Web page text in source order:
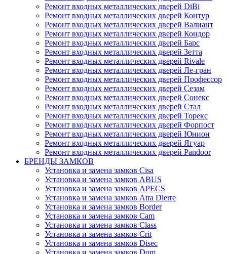
Ремонт входных металлических дверей DiBi
Ремонт входных металлических дверей Контур
Ремонт входных металлических дверей Валиант
Ремонт входных металлических дверей Кондор
Ремонт входных металлических дверей Барс
Ремонт входных металлических дверей Зетта
Ремонт входных металлических дверей Rivale
Ремонт входных металлических дверей Ле-гран
Ремонт входных металлических дверей Профессор
Ремонт входных металлических дверей Сезам
Ремонт входных металлических дверей Сонекс
Ремонт входных металлических дверей Стал
Ремонт входных металлических дверей Торекс
Ремонт входных металлических дверей Форпост
Ремонт входных металлических дверей Юнион
Ремонт входных металлических дверей Ягуар
Ремонт входных металлических дверей Pandoor
БРЕНДЫ ЗАМКОВ
Установка и замена замков Cisa
Установка и замена замков ABUS
Установка и замена замков APECS
Установка и замена замков Atra Dierre
Установка и замена замков Border
Установка и замена замков Cam
Установка и замена замков Class
Установка и замена замков Crit
Установка и замена замков Disec
Установка и замена замков Dom